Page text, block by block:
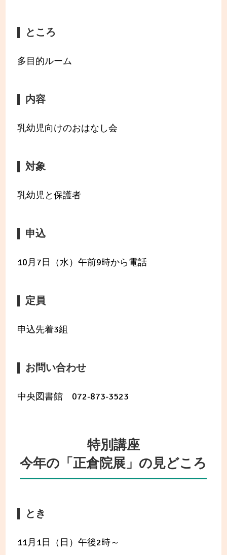
ところ
多目的ルーム
内容
乳幼児向けのおはなし会
対象
乳幼児と保護者
申込
10月7日（水）午前9時から電話
定員
申込先着3組
お問い合わせ
中央図書館 072-873-3523
特別講座
今年の「正倉院展」の見どころ
とき
11月1日（日）午後2時～